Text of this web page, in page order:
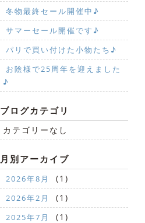
冬物最終セール開催中♪
サマーセール開催です♪
パリで買い付けた小物たち♪
お陰様で25周年を迎えました
♪
ブログカテゴリ
カテゴリーなし
月別アーカイブ
2026年8月 (1)
2026年2月 (1)
2025年7月 (1)